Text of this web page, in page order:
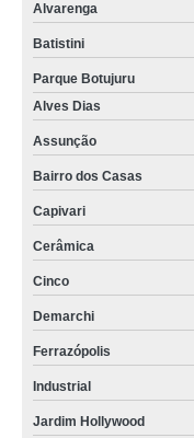
Alvarenga
Batistini
Parque Botujuru
Alves Dias
Assunção
Bairro dos Casas
Capivari
Cerâmica
Cinco
Demarchi
Ferrazópolis
Industrial
Jardim Hollywood